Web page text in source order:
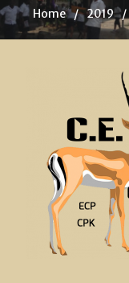
Home 2019